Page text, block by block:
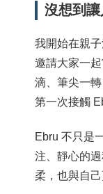
沒想到
我開始在親
邀請大家一
滴、筆尖一
第一次接觸
Ebru 不只是
注、靜心的
柔，也與自己